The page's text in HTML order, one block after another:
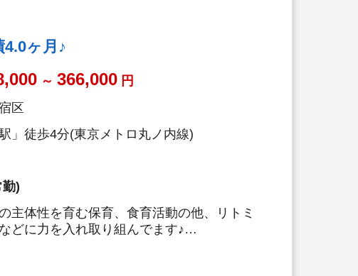
制度・退職金制度など嬉しい福利厚生
の平均年齢32.8歳/男性保育士も活躍中
ヶ月♪
～ 366,000 円
区
駅」徒歩4分(東京メトロ丸ノ内線)
)
主体性を育む保育、食育活動の他、リトミ
どに力を入れ取り組んでます♪